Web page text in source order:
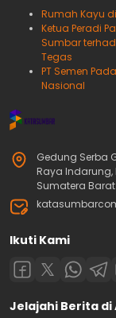
Rumah Kayu
Ketua Peradi
Sumbar
Tegas
PT Semen
Nasional
Gedung Serba
Raya Indarung,
Sumatera Barat
Ikuti Kami
Jelajahi Berita di